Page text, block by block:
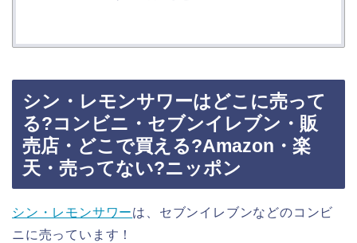
シン・レモンサワーはどこに売って
る?コンビニ・セブンイレブン・販
売店・どこで買える?Amazon・楽
天・売ってない?ニッポン
シン・レモンサワーは、セブンイレブンなどのコンビ
ニに売っています！